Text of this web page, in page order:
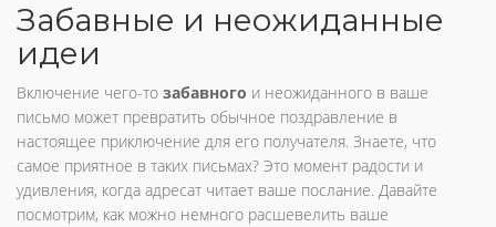
Забавные и неожиданные
идеи
Включение чего-то забавного и неожиданного в ваше
письмо может превратить обычное поздравление в
настоящее приключение для его получателя. Знаете, что
самое приятное в таких письмах? Это момент радости и
удивления, когда адресат читает ваше послание. Давайте
посмотрим, как можно немного расшевелить ваше